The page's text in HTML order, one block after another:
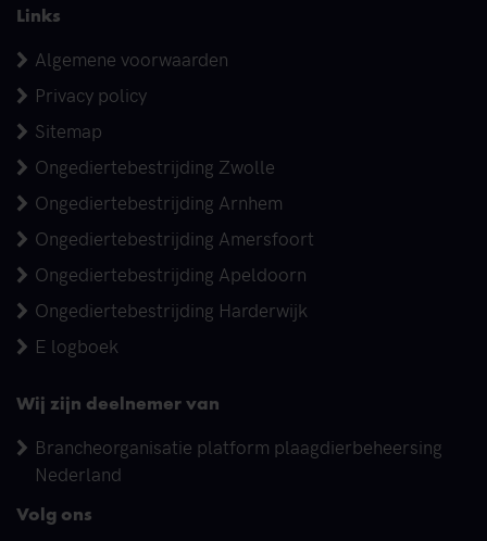
Links
Algemene voorwaarden
Privacy policy
Sitemap
Ongediertebestrijding Zwolle
Ongediertebestrijding Arnhem
Ongediertebestrijding Amersfoort
Ongediertebestrijding Apeldoorn
Ongediertebestrijding Harderwijk
E logboek
Wij zijn deelnemer van
Brancheorganisatie platform plaagdierbeheersing
Nederland
Volg ons